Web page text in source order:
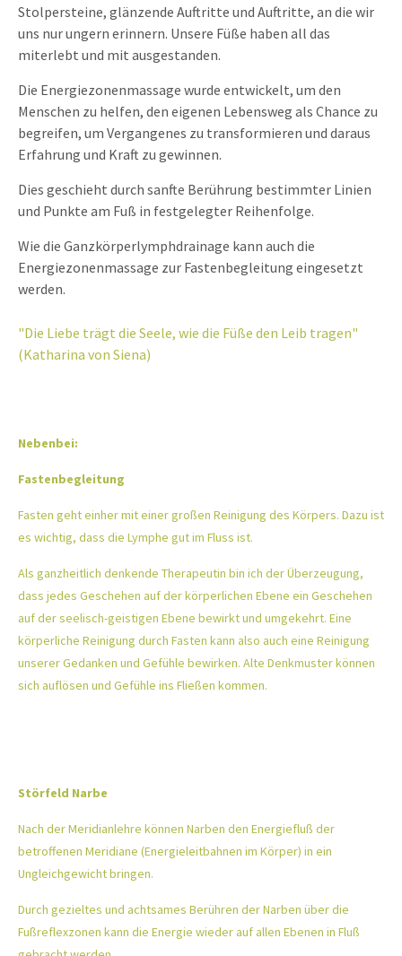
Stolpersteine, glänzende Auftritte und Auftritte, an die wir
uns nur ungern erinnern. Unsere Füße haben all das
miterlebt und mit ausgestanden.
Die Energiezonenmassage wurde entwickelt, um den
Menschen zu helfen, den eigenen Lebensweg als Chance zu
begreifen, um Vergangenes zu transformieren und daraus
Erfahrung und Kraft zu gewinnen.
Dies geschieht durch sanfte Berührung bestimmter Linien
und Punkte am Fuß in festgelegter Reihenfolge.
Wie die Ganzkörperlymphdrainage kann auch die
Energiezonenmassage zur Fastenbegleitung eingesetzt
werden.
"Die Liebe trägt die Seele, wie die Füße den Leib tragen"
(Katharina von Siena)
Nebenbei:
Fastenbegleitung
Fasten geht einher mit einer großen Reinigung des Körpers. Dazu ist
es wichtig, dass die Lymphe gut im Fluss ist.
Als ganzheitlich denkende Therapeutin bin ich der Überzeugung,
dass jedes Geschehen auf der körperlichen Ebene ein Geschehen
auf der seelisch-geistigen Ebene bewirkt und umgekehrt. Eine
körperliche Reinigung durch Fasten kann also auch eine Reinigung
unserer Gedanken und Gefühle bewirken. Alte Denkmuster können
sich auflösen und Gefühle ins Fließen kommen.
Störfeld Narbe
Nach der Meridianlehre können Narben den Energiefluß der
betroffenen Meridiane (Energieleitbahnen im Körper) in ein
Ungleichgewicht bringen.
Durch gezieltes und achtsames Berühren der Narben über die
Fußreflexzonen kann die Energie wieder auf allen Ebenen in Fluß